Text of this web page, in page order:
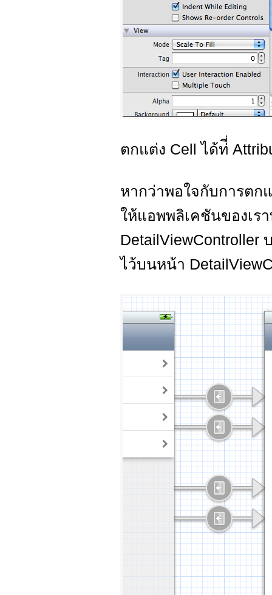
ตกแต่ง Cell ได้ท่ี่
หากว่าพอใจกับการตก
ให้แอพพลิเคชันของเร
DetailViewController
ไว้บนหน้า